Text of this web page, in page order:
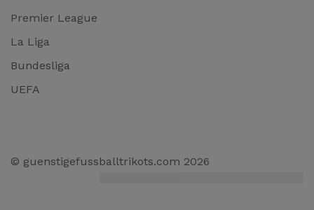
Premier League
La Liga
Bundesliga
UEFA
© guenstigefussballtrikots.com 2026